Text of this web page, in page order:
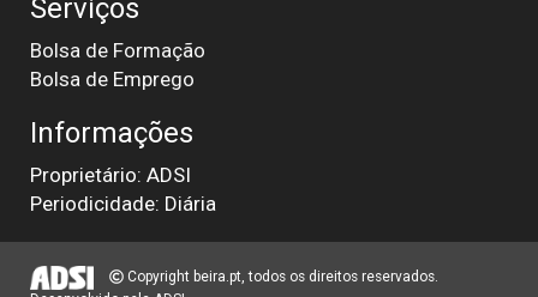
Serviços
Bolsa de Formação
Bolsa de Emprego
Informações
Proprietário: ADSI
Periodicidade: Diária
Copyright beira.pt, todos os direitos reservados.